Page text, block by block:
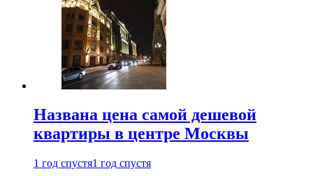
Названа цена самой дешевой
квартиры в центре Москвы
1 год спустя1 год спустя